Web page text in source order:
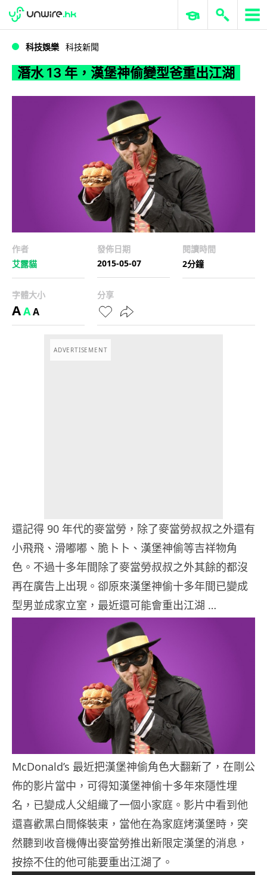
潛水 13 年，漢堡神偷變型爸重出江湖
WWDC 2026 ERP 與商業 AI
科技娛樂 科技新聞
潛水 13 年，漢堡神偷變型爸重出江湖
作者
艾露貓
發佈日期
2015-05-07
閱讀時間
2分鐘
字體大小
AAA
分享
ADVERTISEMENT
還記得 90 年代的麥當勞，除了麥當勞叔叔之外還有
小飛飛、滑嘟嘟、脆卜卜、漢堡神偷等吉祥物角
色。不過十多年間除了麥當勞叔叔之外其餘的都沒
再在廣告上出現。卻原來漢堡神偷十多年間已變成
型男並成家立室，最近還可能會重出江湖 …
McDonald’s 最近把漢堡神偷角色大翻新了，在剛公
佈的影片當中，可得知漢堡神偷十多年來隱性埋
名，已變成人父組織了一個小家庭。影片中看到他
還喜歡黑白間條裝束，當他在為家庭烤漢堡時，突
然聽到收音機傳出麥當勞推出新限定漢堡的消息，
按捺不住的他可能要重出江湖了。